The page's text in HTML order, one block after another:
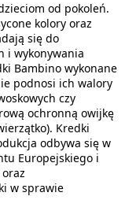
od pokoleń.
kolory oraz
się do
i wykonywania
Bambino wykonane
podnosi ich walory
czy
ochronną owijkę
Kredki
odbywa się w
Europejskiego i
w sprawie